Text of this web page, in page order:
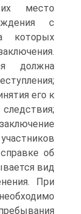
их место
с
которых
должна
его к
об
вид
При